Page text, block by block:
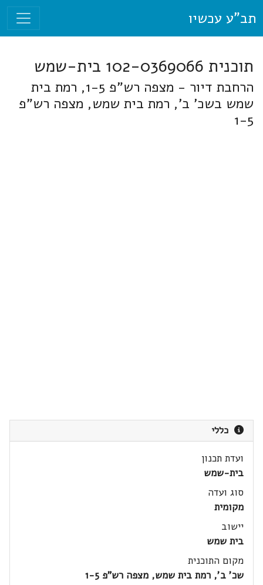
תב"ע עכשיו
תוכנית 102-0369066 בית-שמש
הרחבת דיור - מצפה רש"פ 1-5, רמת בית
שמש בשכ' ב', רמת בית שמש, מצפה רש"פ
1-5
כללי
ועדת תכנון
בית-שמש
סוג ועדה
מקומית
יישוב
בית שמש
מקום התוכנית
שכ' ב', רמת בית שמש, מצפה רש"פ 1-5